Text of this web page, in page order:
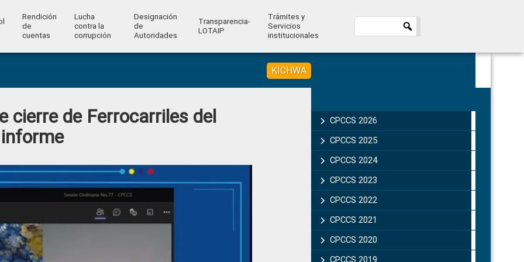
Rendición
de
cuentas
Lucha
contra la
corrupción
Designación
de
Autoridades
Transparencia-
LOTAIP
Trámites y
Servicios
institucionales
KICHWA
cierre de Ferrocarriles del
Sidebar
CPCCS 2026
CPCCS 2025
CPCCS 2024
CPCCS 2023
CPCCS 2022
CPCCS 2021
CPCCS 2020
CPCCS 2019 .